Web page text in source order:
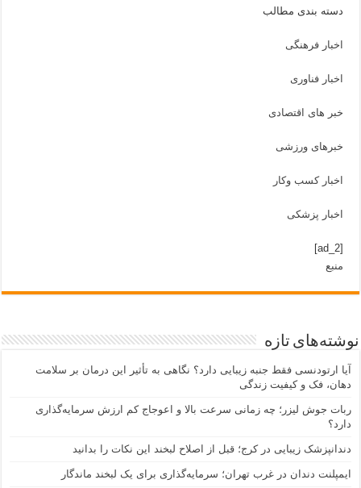
دسته بندی مطالب
اخبار فرهنگی
اخبار فناوری
خبر های اقتصادی
خبرهای ورزشی
اخبار کسب وکار
اخبار پزشکی
[ad_2]
منبع
نوشته‌های تازه
آیا ارتودنسی فقط جنبه زیبایی دارد؟ نگاهی به تأثیر این درمان بر سلامت
دهان، فک و کیفیت زندگی
ربات جوش لیزر؛ چه زمانی سرعت بالا و اعوجاج کم ارزش سرمایه‌گذاری
دارد؟
دندانپزشک زیبایی در کرج؛ قبل از اصلاح لبخند این نکات را بدانید
ایمپلنت دندان در غرب تهران؛ سرمایه‌گذاری برای یک لبخند ماندگار